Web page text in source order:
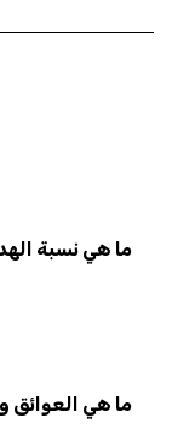
ما هي نسبة
ما هي العوائق